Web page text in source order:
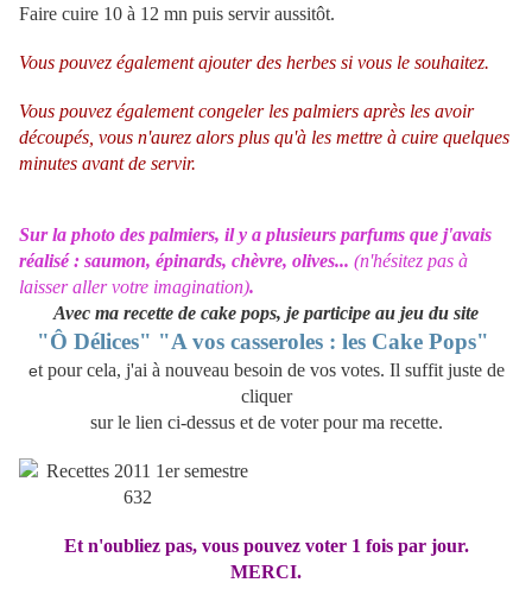
Faire cuire 10 à 12 mn puis servir aussitôt.
Vous pouvez également ajouter des herbes si vous le souhaitez.
Vous pouvez également congeler les palmiers après les avoir
découpés, vous n'aurez alors plus qu'à les mettre à cuire quelques
minutes avant de servir.
Sur la photo des palmiers, il y a plusieurs parfums que j'avais
réalisé : saumon, épinards, chèvre, olives... (n'hésitez pas à
laisser aller votre imagination).
Avec ma recette de cake pops, je participe au jeu du site
"Ô Délices" "A vos casseroles : les Cake Pops"
et pour cela, j'ai à nouveau besoin de vos votes. Il suffit juste de
cliquer
sur le lien ci-dessus et de voter pour ma recette.
Et n'oubliez pas, vous pouvez voter 1 fois par jour.
MERCI.